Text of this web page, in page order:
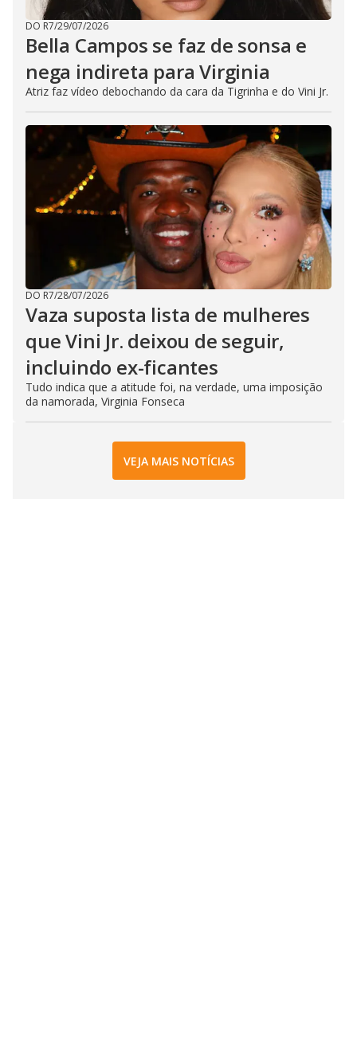
DO R7/29/07/2026
Bella Campos se faz de sonsa e
nega indireta para Virginia
Atriz faz vídeo debochando da cara da Tigrinha e do Vini Jr.
DO R7/28/07/2026
Vaza suposta lista de mulheres
que Vini Jr. deixou de seguir,
incluindo ex-ficantes
Tudo indica que a atitude foi, na verdade, uma imposição
da namorada, Virginia Fonseca
VEJA MAIS NOTÍCIAS